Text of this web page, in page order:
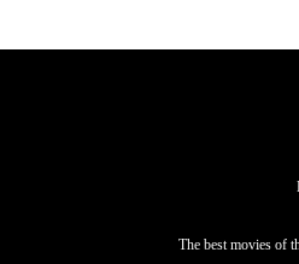
The best movies of